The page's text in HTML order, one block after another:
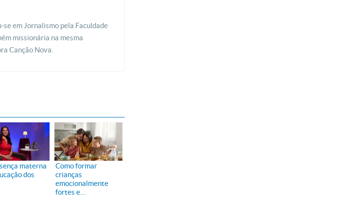
em Jornalismo pela Faculdade
missionária na mesma
Canção Nova.
materna
dos
Como formar
crianças
emocionalmente
fortes e